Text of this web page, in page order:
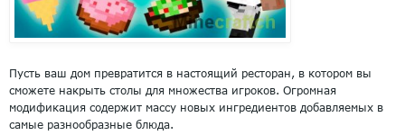
Пусть ваш дом превратится в настоящий ресторан, в котором вы
сможете накрыть столы для множества игроков. Огромная
модификация содержит массу новых ингредиентов добавляемых в
самые разнообразные блюда.